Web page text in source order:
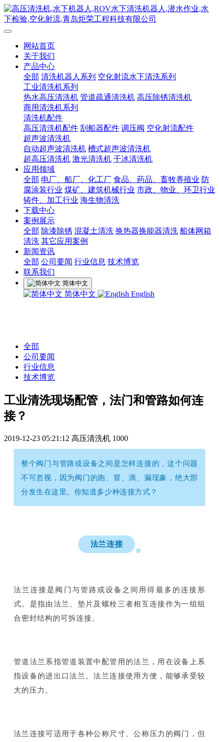
网站首页
关于我们
产品中心
全部 清洗机器人系列 空化射流水下清洗系列
工业清洗机系列
热水高压清洗机 管道疏通清洗机 高压除锈清洗机
商用清洗机系列
清洗机配件
高压清洗机配件 刮船器配件 调压阀 空化射流配件
超声波清洗机
自动超声波清洗机 槽式超声波清洗机
超高压清洗机 激光清洗机 干冰清洗机
应用领域
全部 电厂、船厂、化工厂 食品、药品、畜牧养殖业 防
腐涂装行业 煤矿、建筑机械行业 市政、物业、环卫行业
铸件、加工行业 海生物清洗
下载中心
案例展示
全部 除漆除锈 混凝土清洗 换热器换能器清洗 船体网箱
清洗 其它应用案例
新闻资讯
全部 公司要闻 行业信息 技术博览
联系我们
简体中文
简体中文 English
全部
公司要闻
行业信息
技术博览
工业清洗现场配管，法门和管路如何连
接？
2019-12-23 05:21:12 高压清洗机 1000
整个阀门与管路或设备之间是怎样连接的，这个问题
不可忽视，因为阀门的跑、冒、滴、漏现象，绝大部
分发生在这里。你知道多少种连接方式？
法兰连接
法兰连接是阀门与管路或设备之间用得最多的连接形
式。是指由法兰、垫片及螺栓三者相互连接作为一组组
合密封结构的可拆连接。
管道法兰系指管道装置中配管用的法兰，用在设备上系
指设备的进出口法兰。法兰连接使用方便，能够承受较
大的压力。
法兰连接可适用于各种公称尺寸、公称压力的阀门，但